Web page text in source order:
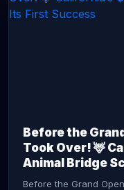
Before the
Took Over! 🦌
Animal Bridge
Before the Grand